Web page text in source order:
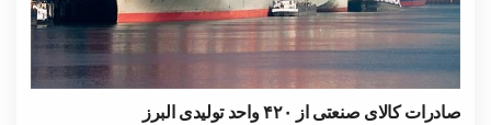
صادرات کالای صنعتی از ۴۲۰ واحد تولیدی البرز